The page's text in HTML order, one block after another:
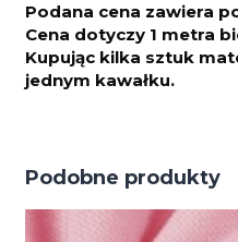
Podana cena zawiera
Cena dotyczy 1 metra
Kupując kilka sztuk
jednym kawałku.
Podobne produkty